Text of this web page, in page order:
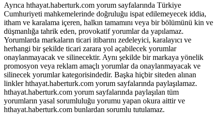
Ayrıca hthayat.haberturk.com yorum sayfalarında Türkiye
Cumhuriyeti mahkemelerinde doğruluğu ispat edilemeyecek iddia,
itham ve karalama içeren, halkın tamamını veya bir bölümünü kin ve
düşmanlığa tahrik eden, provokatif yorumlar da yapılamaz.
Yorumlarda markaların ticari itibarını zedeleyici, karalayıcı ve
herhangi bir şekilde ticari zarara yol açabilecek yorumlar
onaylanmayacak ve silinecektir. Aynı şekilde bir markaya yönelik
promosyon veya reklam amaçlı yorumlar da onaylanmayacak ve
silinecek yorumlar kategorisindedir. Başka hiçbir siteden alınan
linkler hthayat.haberturk.com yorum sayfalarında paylaşılamaz.
hthayat.haberturk.com yorum sayfalarında paylaşılan tüm
yorumların yasal sorumluluğu yorumu yapan okura aittir ve
hthayat.haberturk.com bunlardan sorumlu tutulamaz.